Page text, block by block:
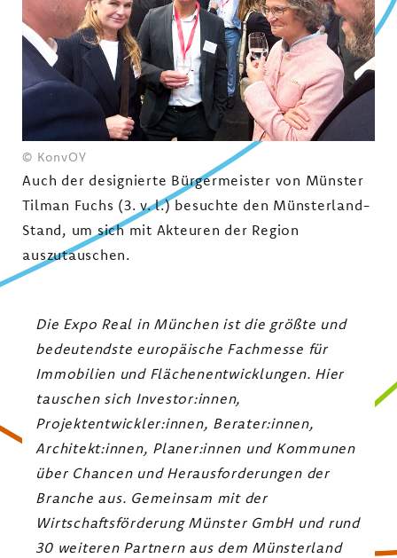
© KonvOY
Auch der designierte Bürgermeister von Münster
Tilman Fuchs (3. v. l.) besuchte den Münsterland-
Stand, um sich mit Akteuren der Region
auszutauschen.
Die Expo Real in München ist die größte und
bedeutendste europäische Fachmesse für
Immobilien und Flächenentwicklungen. Hier
tauschen sich Investor:innen,
Projektentwickler:innen, Berater:innen,
Architekt:innen, Planer:innen und Kommunen
über Chancen und Herausforderungen der
Branche aus. Gemeinsam mit der
Wirtschaftsförderung Münster GmbH und rund
30 weiteren Partnern aus dem Münsterland